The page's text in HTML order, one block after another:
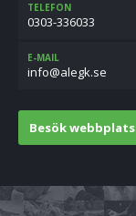
TELEFON
0303-336033
E-MAIL
es.kgela@ofni
Besök webbplats